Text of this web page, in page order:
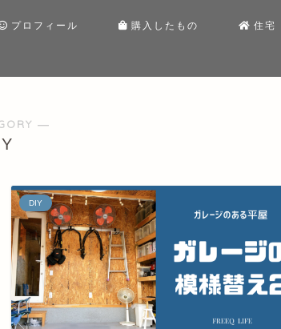
プロフィール 購入したもの 住宅
―
DIY